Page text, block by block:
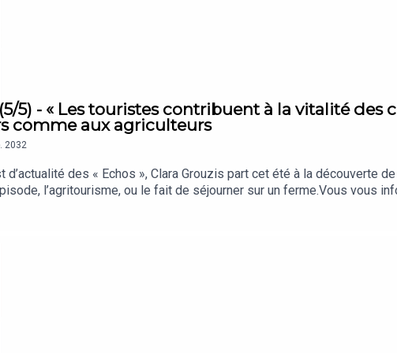
5) - « Les touristes contribuent à la vitalité des
comme aux agriculteurs
2032
d’actualité des « Echos », Clara Grouzis part cet été à la découverte
l’agritourisme, ou le fait de séjourner sur un ferme.Vous vous
c’est chaque jour les analyses et décryptages qui comptent vraiment,
La Story » est un podcast des « Echos » présenté par Clara
: Nicolas Jean. Traduction : Eva Talma. Chargée de production et
Sons : @domaineescons, Dans les bottes.